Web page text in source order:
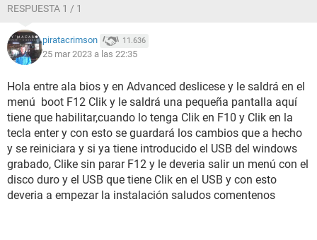
RESPUESTA 1 / 1
piratacrimson 11.636
25 mar 2023 a las 22:35
Hola entre ala bios y en Advanced deslicese y le saldrá en el
menú boot F12 Clik y le saldrá una pequeña pantalla aquí
tiene que habilitar,cuando lo tenga Clik en F10 y Clik en la
tecla enter y con esto se guardará los cambios que a hecho
y se reiniciara y si ya tiene introducido el USB del windows
grabado, Clike sin parar F12 y le deveria salir un menú con el
disco duro y el USB que tiene Clik en el USB y con esto
deveria a empezar la instalación saludos comentenos